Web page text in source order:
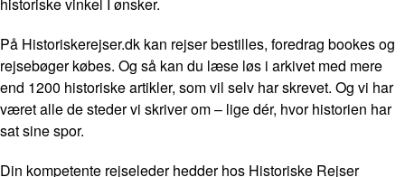
På Historiskerejser.dk kan rejser bestilles, foredrag bookes og
rejsebøger købes. Og så kan du læse løs i arkivet med mere
end 1200 historiske artikler, som vil selv har skrevet. Og vi har
været alle de steder vi skriver om – lige dér, hvor historien har
sat sine spor.
Din kompetente rejseleder hedder hos Historiske Rejser